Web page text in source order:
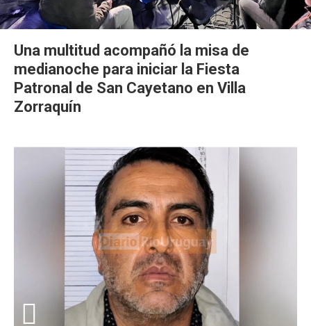
Una multitud acompañó la misa de
medianoche para iniciar la Fiesta
Patronal de San Cayetano en Villa
Zorraquín